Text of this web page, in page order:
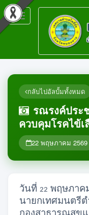
Toggle
navigation
กลับไปอัลบั้มทั้งหมด
รณรงค์ประ
ควบคุมโรคไข้
22 พฤษภาคม 2569
วันที่ 22 พฤษภาค
นายกเทศมนตรี
กองสาธารณสุข